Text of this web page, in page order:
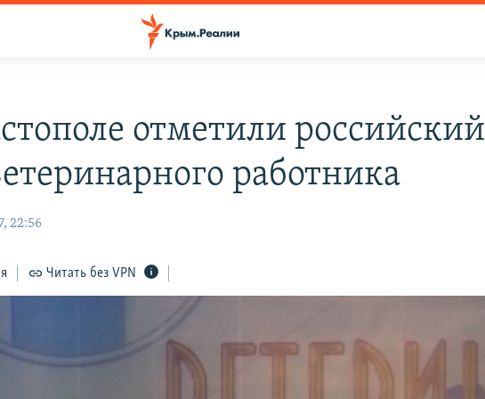
отметили российский
работника
22:56
Читать без VPN